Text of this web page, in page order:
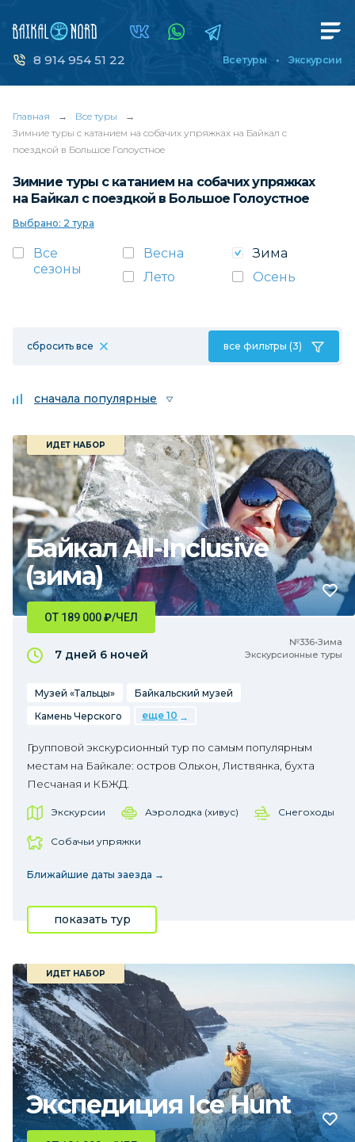
8 914 954 51 22 Все туры Экскурсии
Главная → Все туры
→
Зимние туры с катанием на собачих упряжках на Байкал с
поездкой в Большое Голоустное
Зимние туры с катанием на собачих упряжках
на Байкал с поездкой в Большое Голоустное
Выбрано: 2 тура
Все
сезоны
Весна
Зима
Лето
Осень
сбросить все все фильтры (3)
сначала популярные
Байкал All-Inclusive
(зима)
ИДЕТ НАБОР
№336•Зима
Экскурсионные туры
ОТ 189 000₽/ЧЕЛ
7 дней 6 ночей
Музей «Тальцы»
Байкальский музей
Камень Черского
еще 10
Групповой экскурсионный тур по самым популярным
местам на Байкале: остров Ольхон, Листвянка, бухта
Песчаная и КБЖД.
Экскурсии Аэролодка (хивус) Снегоходы
Собачьи упряжки
Ближайшие даты заезда →
показать тур
Экспедиция Ice Hunt
ИДЕТ НАБОР